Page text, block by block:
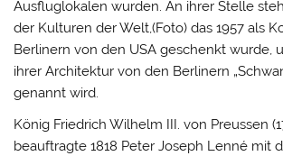
Ausfluglokalen wurden. An ihrer Stelle
der Kulturen der Welt,(Foto) das 1957 als
Berlinern von den USA geschenkt wurde,
ihrer Architektur von den Berlinern
genannt wird.
König Friedrich Wilhelm III. von Preussen
beauftragte 1818 Peter Joseph Lenné mit